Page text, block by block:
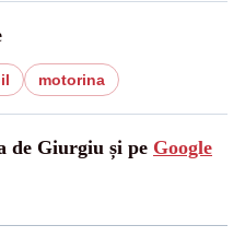
motorina
de Giurgiu și pe Google